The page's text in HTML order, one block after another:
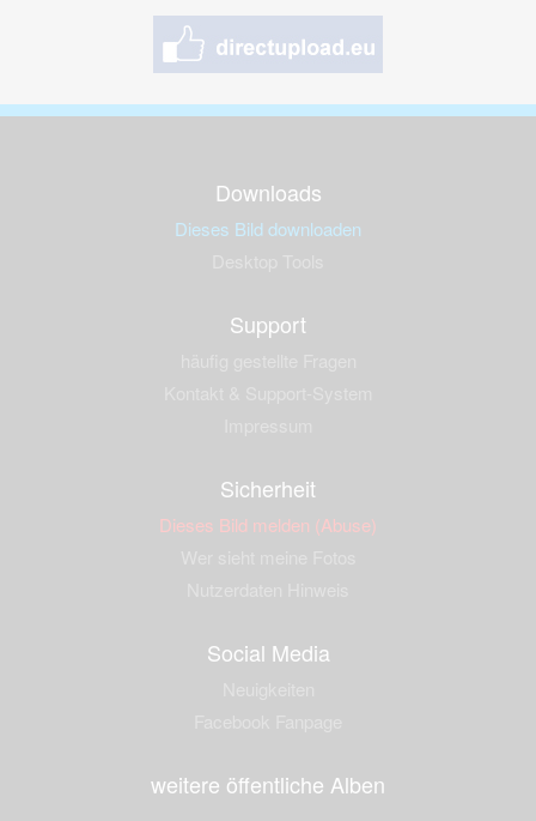
Downloads
Dieses Bild downloaden
Support
Sicherheit
Dieses Bild melden (Abuse)
Social Media
weitere öffentliche Alben